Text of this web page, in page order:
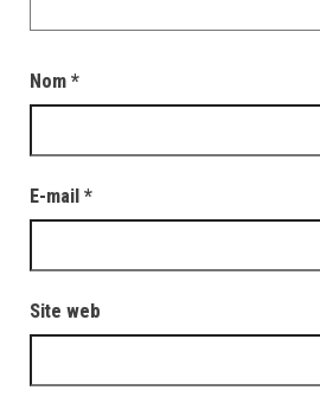
Nom *
E-mail *
Site web